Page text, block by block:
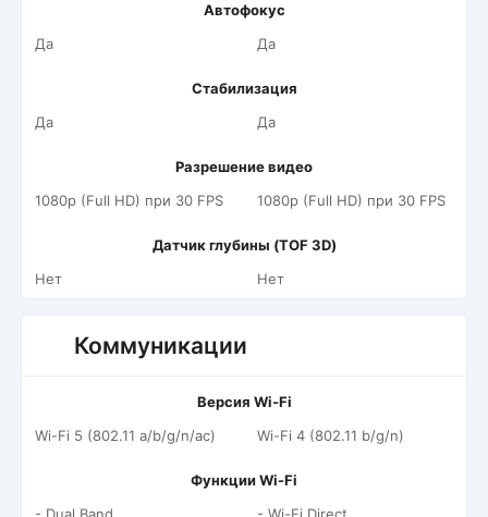
Автофокус
Да
Да
Стабилизация
Да
Да
Разрешение видео
1080p (Full HD) при 30 FPS
1080p (Full HD) при 30 FPS
Датчик глубины (TOF 3D)
Нет
Нет
Коммуникации
Версия Wi-Fi
Wi-Fi 5 (802.11 a/b/g/n/ac)
Wi-Fi 4 (802.11 b/g/n)
Функции Wi-Fi